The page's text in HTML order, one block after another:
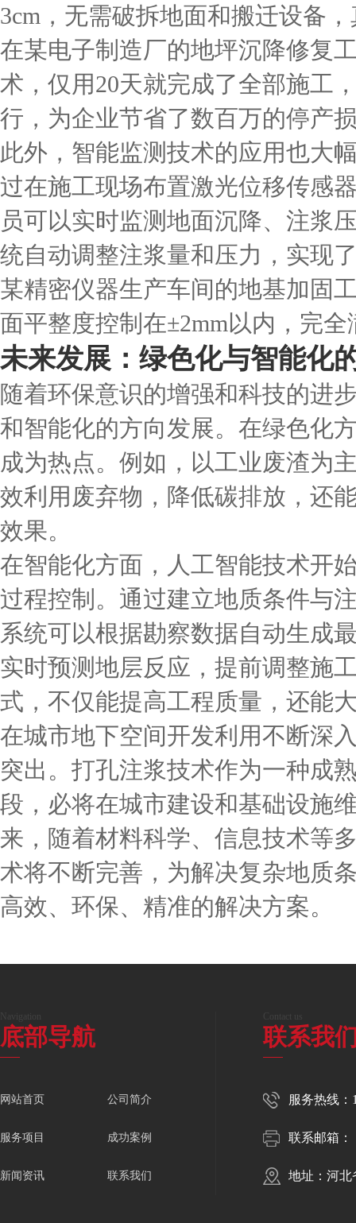
3cm，无需破拆地面和搬迁设备
在某电子制造厂的地坪沉降修复
术，仅用20天就完成了全部施工
行，为企业节省了数百万的停产
此外，智能监测技术的应用也大
过在施工现场布置激光位移传感
员可以实时监测地面沉降、注浆
统自动调整注浆量和压力，实现
某精密仪器生产车间的地基加固
面平整度控制在±2mm以内，完
未来发展：绿色化与智能化
随着环保意识的增强和科技的进
和智能化的方向发展。在绿色化
成为热点。例如，以工业废渣为
效利用废弃物，降低碳排放，还
效果。
在智能化方面，人工智能技术开
过程控制。通过建立地质条件与
系统可以根据勘察数据自动生成
实时预测地层反应，提前调整施
式，不仅能提高工程质量，还能
在城市地下空间开发利用不断深
突出。打孔注浆技术作为一种成
段，必将在城市建设和基础设施
来，随着材料科学、信息技术等
术将不断完善，为解决复杂地质
高效、环保、精准的解决方案。
底部导航
网站首页 公司简介
服务项目 成功案例
新闻资讯 联系我们
联系我
服务热线：
联系邮箱：
地址：河北